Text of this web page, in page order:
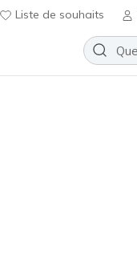
Liste de souhaits